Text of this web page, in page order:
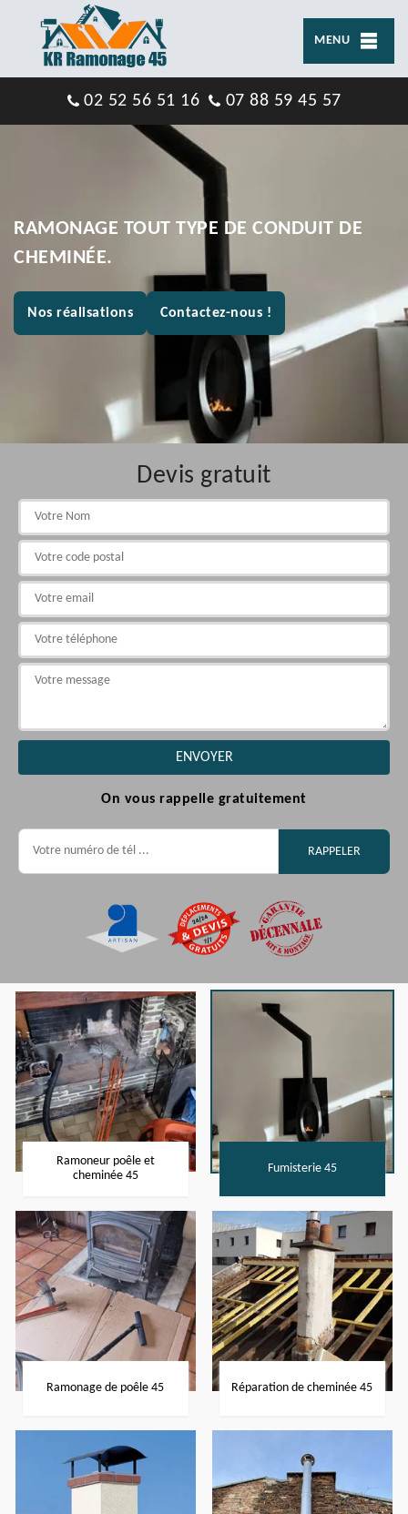
MENU
02 52 56 51 16 07 88 59 45 57
RAMONAGE TOUT TYPE DE CONDUIT DE
CHEMINÉE.
Nos réalisations Contactez-nous !
Devis gratuit
On vous rappelle gratuitement
Ramoneur poêle et
cheminée 45
Fumisterie 45
Ramonage de poêle 45 Réparation de cheminée 45